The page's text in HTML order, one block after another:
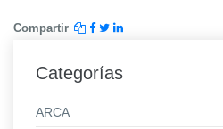
Compartir
Categorías
ARCA